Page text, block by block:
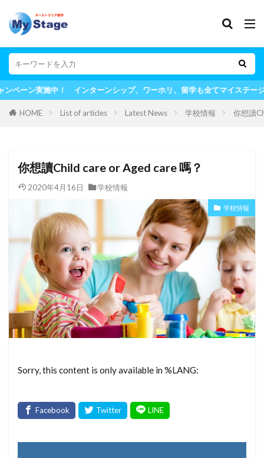
中！ インターンシップ、ワーホリ、留学も全てマイステージにお任せ！
HOME List of articles Latest News 学校情報 你想讀
你想讀Child care or Aged care 嗎？
2020年4月16日 学校情報
学校情報
Sorry, this content is only available in %LANG: